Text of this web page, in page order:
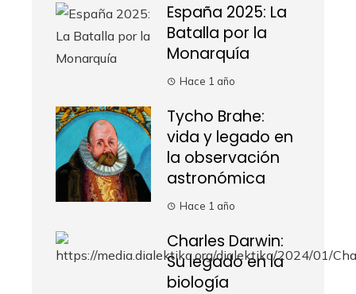
España 2025: La
Batalla por la
Monarquía
Hace 1 año
Tycho Brahe:
vida y legado en
la observación
astronómica
Hace 1 año
Charles Darwin:
Su legado en la
biología